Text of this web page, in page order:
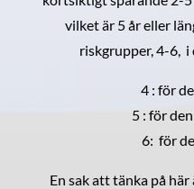
vilket är 5 år eller
riskgrupper, 4-6,
4 : för
5 : för
6: för
En sak att tänka på